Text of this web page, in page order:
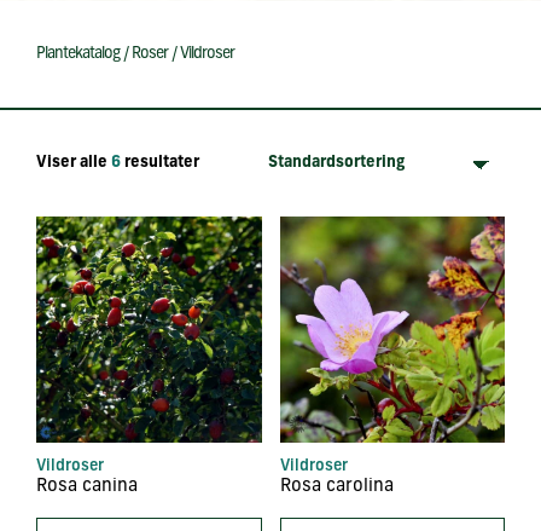
Plantekatalog/ Roser/Vildroser
Viser alle 6 resultater
Vildroser
Rosa canina
Vildroser
Rosa carolina